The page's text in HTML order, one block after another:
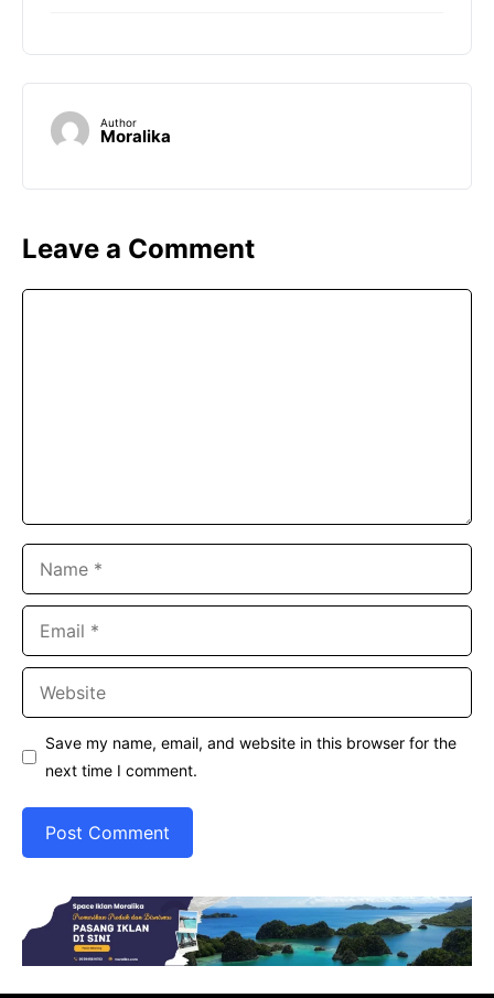
Author
Moralika
Leave a Comment
Save my name, email, and website in this browser for the
next time I comment.